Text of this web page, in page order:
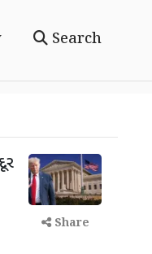
Search
Share